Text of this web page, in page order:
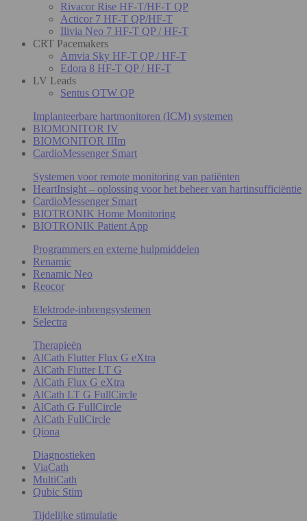
Rivacor Rise HF-T/HF-T QP
Acticor 7 HF-T QP/HF-T
Ilivia Neo 7 HF-T QP / HF-T
CRT Pacemakers
Amvia Sky HF-T QP / HF-T
Edora 8 HF-T QP / HF-T
LV Leads
Sentus OTW QP
Implanteerbare hartmonitoren (ICM) systemen
BIOMONITOR IV
BIOMONITOR IIIm
CardioMessenger Smart
Systemen voor remote monitoring van patiënten
HeartInsight – oplossing voor het beheer van hartinsufficiëntie
CardioMessenger Smart
BIOTRONIK Home Monitoring
BIOTRONIK Patient App
Programmers en externe hulpmiddelen
Renamic
Renamic Neo
Reocor
Elektrode-inbrengsystemen
Selectra
Therapieën
AlCath Flutter Flux G eXtra
AlCath Flutter LT G
AlCath Flux G eXtra
AlCath LT G FullCircle
AlCath G FullCircle
AlCath FullCircle
Qiona
Diagnostieken
ViaCath
MultiCath
Qubic Stim
Tijdelijke stimulatie